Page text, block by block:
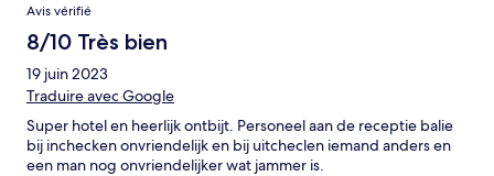
Avis vérifié
8/10 Très bien
19 juin 2023
Traduire avec Google
Super hotel en heerlijk ontbijt. Personeel aan de receptie balie
bij inchecken onvriendelijk en bij uitcheclen iemand anders en
een man nog onvriendelijker wat jammer is.